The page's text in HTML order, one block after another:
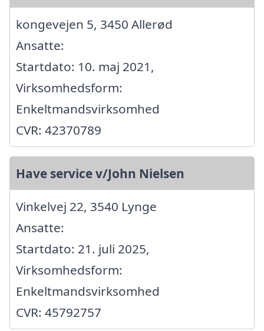
kongevejen 5, 3450 Allerød
Ansatte:
Startdato: 10. maj 2021,
Virksomhedsform:
Enkeltmandsvirksomhed
CVR: 42370789
Have service v/John Nielsen
Vinkelvej 22, 3540 Lynge
Ansatte:
Startdato: 21. juli 2025,
Virksomhedsform:
Enkeltmandsvirksomhed
CVR: 45792757